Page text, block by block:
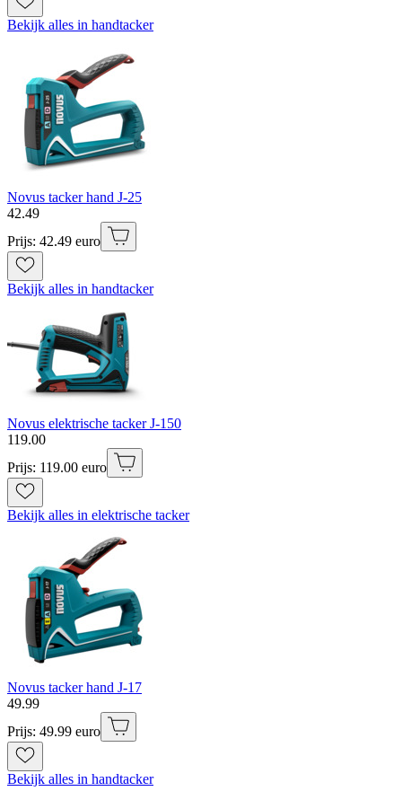
Bekijk alles in handtacker
Novus tacker hand J-25
42.49
Prijs: 42.49 euro
Bekijk alles in handtacker
Novus elektrische tacker J-150
119.00
Prijs: 119.00 euro
Bekijk alles in elektrische tacker
Novus tacker hand J-17
49.99
Prijs: 49.99 euro
Bekijk alles in handtacker